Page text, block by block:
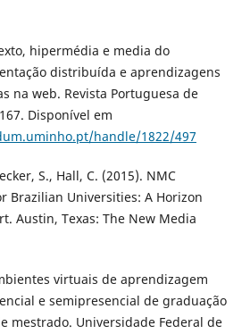
hipermédia e media do
distribuí­da e aprendizagens
na web. Revista Portuguesa de
Disponí­vel em
handle/1822/497
S., Hall, C. (2015). NMC
Brazilian Universities: A Horizon
Austin, Texas: The New Media
virtuais de aprendizagem
e semipresencial de graduação
mestrado. Universidade Federal de